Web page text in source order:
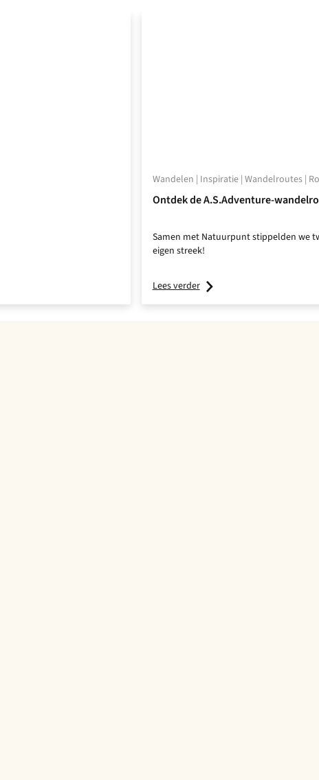
Wandelen | Inspiratie | Wandelroutes |
Ontdek de A.S.Adventure-
Samen met Natuurpunt stippelden we
eigen streek!
Lees verder